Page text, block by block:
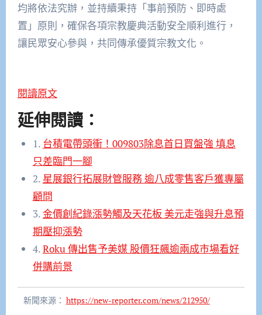
均將依法究辦，並持續秉持「事前預防、即時處
置」原則，確保各項宗教慶典活動安全順利進行，
讓民眾安心參與，共同傳承優質宗教文化。
閱讀原文
延伸閱讀：
1. 台積電帶頭衝！009803除息首日買盤強 填息
只差臨門一腳
2. 星展銀行拓展財管服務 逾八成零售客戶獲專屬
顧問
3.金價創紀錄漲勢觸及天花板 美元走強與升息預
期壓抑漲勢
4.Roku 傳出售予美媒 股價狂飆逾兩成市場看好
併購前景
新聞來源： https://new-reporter.com/news/212950/